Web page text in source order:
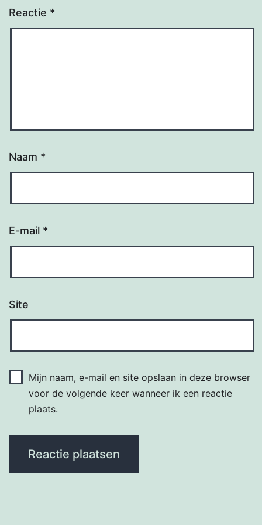
Reactie *
Naam *
E-mail *
Site
Mijn naam, e-mail en site opslaan in deze browser
voor de volgende keer wanneer ik een reactie
plaats.